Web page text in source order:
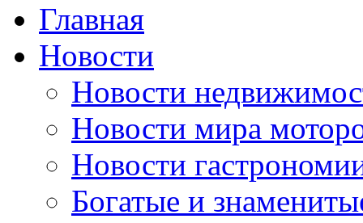
Главная
Новости
Новости
Новости мира
Новости
Богатые и